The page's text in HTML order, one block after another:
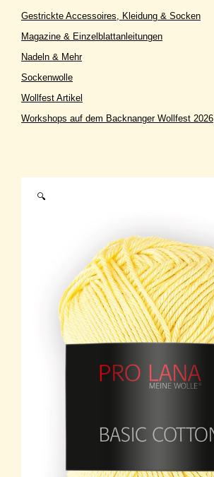
🔍
Gestrickte Accessoires, Kleidung & Socken
Magazine & Einzelblattanleitungen
Nadeln & Mehr
Sockenwolle
Wollfest Artikel
Workshops auf dem Backnanger Wollfest 2026